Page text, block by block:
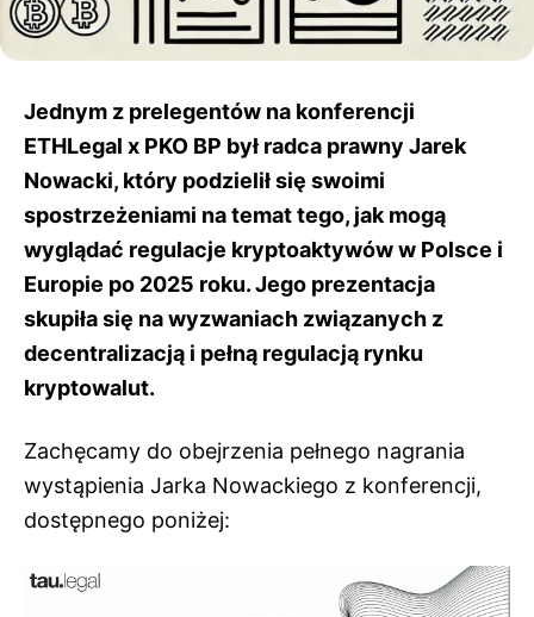
Jednym z prelegentów na konferencji
ETHLegal x PKO BP był radca prawny Jarek
Nowacki, który podzielił się swoimi
spostrzeżeniami na temat tego, jak mogą
wyglądać regulacje kryptoaktywów w Polsce i
Europie po 2025 roku. Jego prezentacja
skupiła się na wyzwaniach związanych z
decentralizacją i pełną regulacją rynku
kryptowalut.
Zachęcamy do obejrzenia pełnego nagrania
wystąpienia Jarka Nowackiego z konferencji,
dostępnego poniżej: